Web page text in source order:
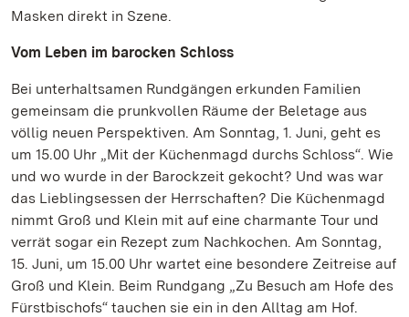
Masken direkt in Szene.
Vom Leben im barocken Schloss
Bei unterhaltsamen Rundgängen erkunden Familien
gemeinsam die prunkvollen Räume der Beletage aus
völlig neuen Perspektiven. Am Sonntag, 1. Juni, geht es
um 15.00 Uhr „Mit der Küchenmagd durchs Schloss“. Wie
und wo wurde in der Barockzeit gekocht? Und was war
das Lieblingsessen der Herrschaften? Die Küchenmagd
nimmt Groß und Klein mit auf eine charmante Tour und
verrät sogar ein Rezept zum Nachkochen. Am Sonntag,
15. Juni, um 15.00 Uhr wartet eine besondere Zeitreise auf
Groß und Klein. Beim Rundgang „Zu Besuch am Hofe des
Fürstbischofs“ tauchen sie ein in den Alltag am Hof.